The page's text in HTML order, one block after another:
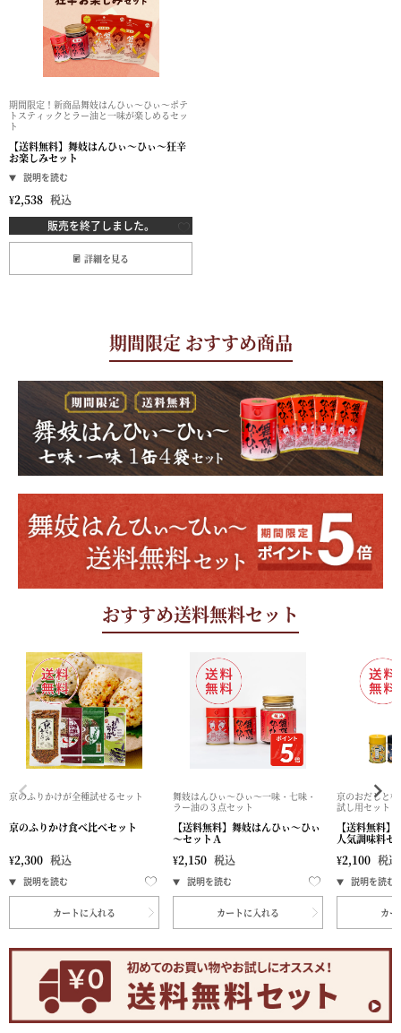
期間限定！新商品舞妓はんひぃ～ひぃ～ポテ
トスティックとラー油と一味が楽しめるセッ
ト
【送料無料】舞妓はんひぃ～ひぃ～狂辛
お楽しみセット
¥2,538 税込
販売を終了しました。
詳細を見る
期間限定 おすすめ商品
おすすめ送料無料セット
京のふりかけが全種試せるセット
京のふりかけ食べ比べセット
¥2,300 税込
カートに入れる
舞妓はんひぃ～ひぃ～一味・七味・
ラー油の３点セット
【送料無料】舞妓はんひぃ～ひぃ
～セットＡ
¥2,150 税込
カートに入れる
京のおだしと
試し用セット
【送料無料
人気調味料セ
¥2,100 税込
カ